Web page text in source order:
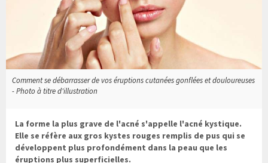
Comment se débarrasser de vos éruptions cutanées gonflées et douloureuses
- Photo à titre d'illustration
La forme la plus grave de l'acné s'appelle l'acné kystique.
Elle se réfère aux gros kystes rouges remplis de pus qui se
développent plus profondément dans la peau que les
éruptions plus superficielles.